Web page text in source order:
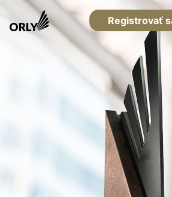
Registrovať